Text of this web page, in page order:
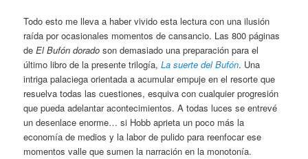
Todo esto me lleva a haber vivido esta lectura con una ilusión
raída por ocasionales momentos de cansancio. Las 800 páginas
deEl Bufón dorado son demasiado una preparación para el
último libro de la presente trilogía,La suerte del Bufón. Una
intriga palaciega orientada a acumular empuje en el resorte que
resuelva todas las cuestiones, esquiva con cualquier progresión
que pueda adelantar acontecimientos. A todas luces se entrevé
un desenlace enorme… si Hobb aprieta un poco más la
economía de medios y la labor de pulido para reenfocar ese
momentos valle que sumen la narración en la monotonía.